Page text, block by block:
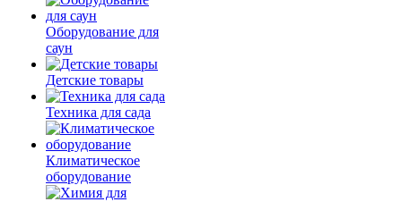
Оборудование для
саун
Детские товары
Техника для сада
Климатическое
оборудование